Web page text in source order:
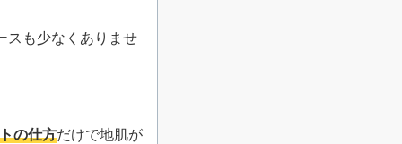
スも少なくありませ
の仕方だけで地肌が